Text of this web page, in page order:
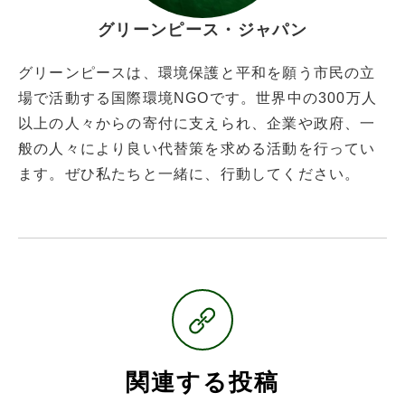
グリーンピース・ジャパン
グリーンピースは、環境保護と平和を願う市民の立
場で活動する国際環境NGOです。世界中の300万人
以上の人々からの寄付に支えられ、企業や政府、一
般の人々により良い代替策を求める活動を行ってい
ます。ぜひ私たちと一緒に、行動してください。
関連する投稿